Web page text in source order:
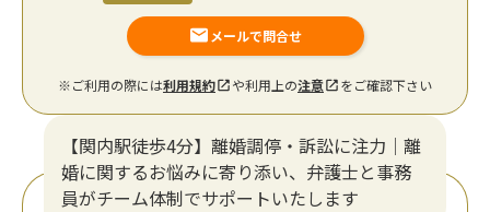
メールで問合せ
※ご利用の際には利用規約 や利用上の注意 をご確認下さい
【関内駅徒歩4分】離婚調停・訴訟に注力│離
婚に関するお悩みに寄り添い、弁護士と事務
員がチーム体制でサポートいたします